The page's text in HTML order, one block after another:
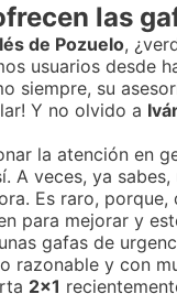
las
de Pozuelo,
usuarios desde
siempre, su
Y no olvido a
la atención en
A veces, ya
Es raro,
para mejorar y
gafas de
razonable y con
2x1